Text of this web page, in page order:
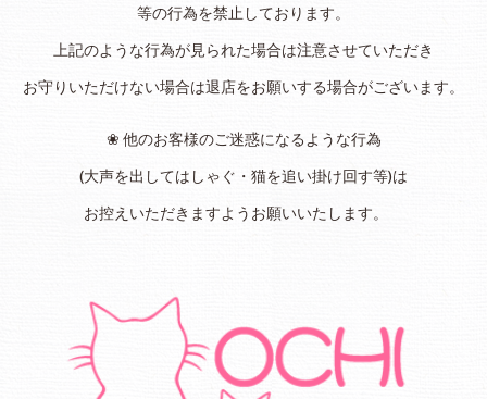
等の行為を禁止しております。
上記のような行為が見られた場合は注意させていただき
お守りいただけない場合は退店をお願いする場合がございます。
❀ 他のお客様のご迷惑になるような行為
(大声を出してはしゃぐ・猫を追い掛け回す等)は
お控えいただきますようお願いいたします。